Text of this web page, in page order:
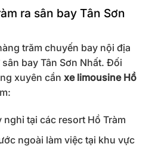
ra sân bay Tân Sơn
trăm chuyến bay nội địa
bay Tân Sơn Nhất. Đối
xuyên cần xe limousine Hồ
tại các resort Hồ Tràm
ngoài làm việc tại khu vực